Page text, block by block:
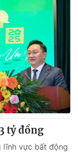
tỷ đồng
lĩnh vực bất động